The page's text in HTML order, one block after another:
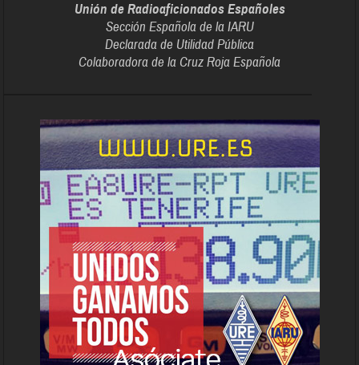
Unión de Radioaficionados Españoles
Sección Española de la IARU
Declarada de Utilidad Pública
Colaboradora de la Cruz Roja Española